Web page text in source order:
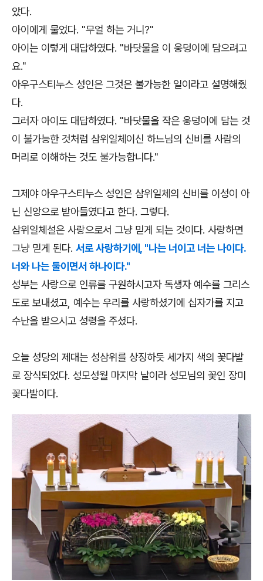
았다.
아이에게 물었다. "무얼 하는 거니?"
아이는 이렇게 대답하였다. "바닷물을 이 웅덩이에 담으려고
요."
아우구스티누스 성인은 그것은 불가능한 일이라고 설명해줬
다.
그러자 아이도 대답하였다. "바닷물을 작은 웅덩이에 담는 것
이 불가능한 것처럼 삼위일체이신 하느님의 신비를 사람의
머리로 이해하는 것도 불가능합니다."
그제야 아우구스티누스 성인은 삼위일체의 신비를 이성이 아
닌 신앙으로 받아들였다고 한다. 그렇다.
삼위일체설은 사랑으로서 그냥 믿게 되는 것이다. 사랑하면
그냥 믿게 된다. 서로 사랑하기에, "나는 너이고 너는 나이다.
너와 나는 둘이면서 하나이다."
성부는 사랑으로 인류를 구원하시고자 독생자 예수를 그리스
도로 보내셨고, 예수는 우리를 사랑하셨기에 십자가를 지고
수난을 받으시고 성령을 주셨다.
오늘 성당의 제대는 성삼위를 상징하듯 세가지 색의 꽃다발
로 장식되었다. 성모성월 마지막 날이라 성모님의 꽃인 장미
꽃다발이다.